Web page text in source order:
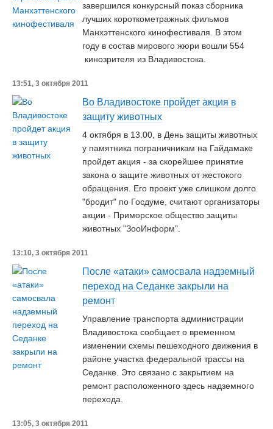
завершился конкурсный показ сборника
лучших короткометражных фильмов
Манхэттенского кинофестиваля. В этом
году в состав мирового жюри вошли 554
кинозрителя из Владивостока.
13:51, 3 октября 2011
Во Владивостоке пройдет акция в
защиту животных
4 октября в 13.00, в День защиты животных
у памятника пограничникам на Гайдамаке
пройдет акция - за скорейшее принятие
закона о защите животных от жестокого
обращения. Его проект уже слишком долго
"бродит" по Госдуме, считают организаторы
акции - Приморское общество защиты
животных "ЗооИнформ".
13:10, 3 октября 2011
После «атаки» самосвала надземный
переход на Седанке закрыли на
ремонт
Управление транспорта администрации
Владивостока сообщает о временном
изменении схемы пешеходного движения в
районе участка федеральной трассы на
Седанке. Это связано с закрытием на
ремонт расположенного здесь надземного
перехода.
13:05, 3 октября 2011